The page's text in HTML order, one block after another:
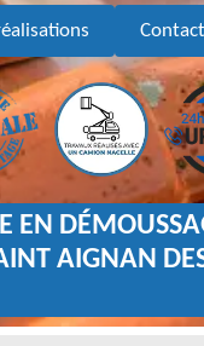
EN
AIGNAN